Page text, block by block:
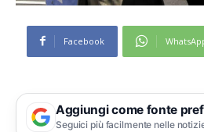
Facebook
Aggiungi come fonte
Seguici più facilmente nelle